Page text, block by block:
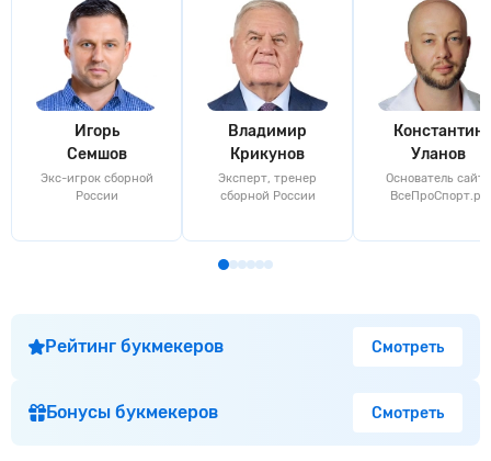
Игорь
Семшов
Экс-игрок сборной
России
Владимир
Крикунов
Эксперт, тренер
сборной России
Константин
Уланов
Основатель сайта
ВсеПроСпорт.ру
Рейтинг букмекеров Смотреть
Бонусы букмекеров Смотреть